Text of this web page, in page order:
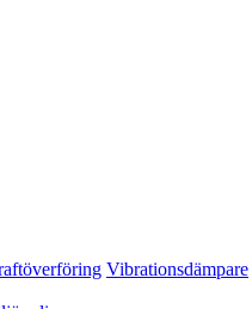
Vibrationsdämpare